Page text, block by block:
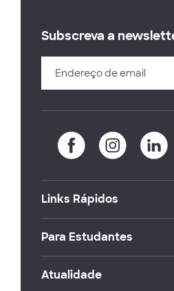
Subscreva a
Links Rápidos
Para Estudantes
Atualidade